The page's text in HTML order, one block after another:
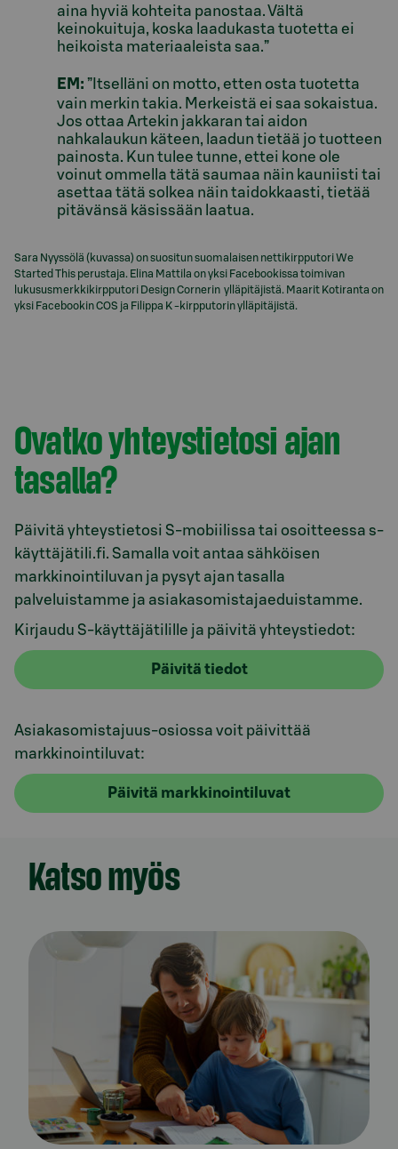
aina hyviä kohteita panostaa. Vältä
keinokuituja, koska laadukasta tuotetta ei
heikoista materiaaleista saa.”
EM: ”Itselläni on motto, etten osta tuotetta
vain merkin takia. Merkeistä ei saa sokaistua.
Jos ottaa Artekin jakkaran tai aidon
nahkalaukun käteen, laadun tietää jo tuotteen
painosta. Kun tulee tunne, ettei kone ole
voinut ommella tätä saumaa näin kauniisti tai
asettaa tätä solkea näin taidokkaasti, tietää
pitävänsä käsissään laatua.
Sara Nyyssölä (kuvassa) on suositun suomalaisen nettikirpputori We
Started This perustaja. Elina Mattila on yksi Facebookissa toimivan
lukususmerkkikirpputori Design Cornerin ylläpitäjistä. Maarit Kotiranta on
yksi Facebookin COS ja Filippa K -kirpputorin ylläpitäjistä.
Ovatko yhteystietosi ajan
tasalla?
Päivitä yhteystietosi S-mobiilissa tai osoitteessa s-
käyttäjätili.fi. Samalla voit antaa sähköisen
markkinointiluvan ja pysyt ajan tasalla
palveluistamme ja asiakasomistajaeduistamme.
Kirjaudu S-käyttäjätilille ja päivitä yhteystiedot:
Päivitä tiedot
Asiakasomistajuus-osiossa voit päivittää
markkinointiluvat:
Päivitä markkinointiluvat
Katso myös